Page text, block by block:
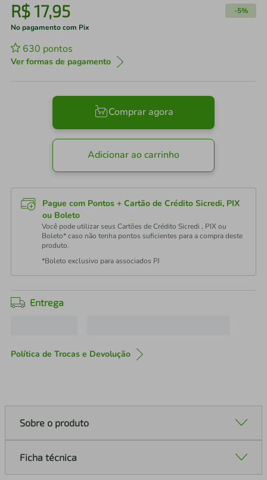
R$17,95 -5%
No pagamento com Pix
630 pontos
Ver formas de pagamento
Comprar agora
Adicionar ao carrinho
Pague com Pontos + Cartão de Crédito Sicredi, PIX
ou Boleto
Você pode utilizar seus Cartões de Crédito Sicredi , PIX ou
Boleto* caso não tenha pontos suficientes para a compra deste
produto.
*Boleto exclusivo para associados PJ
Entrega
Política de Trocas e Devolução
Sobre o produto
Ficha técnica